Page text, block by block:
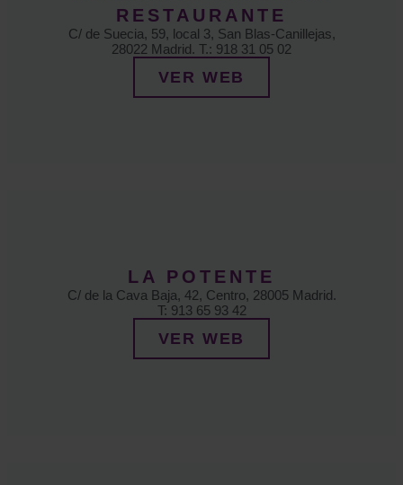
RESTAURANTE
C/ de Suecia, 59, local 3, San Blas-Canillejas,
28022 Madrid. T.: 918 31 05 02
VER WEB
LA POTENTE
C/ de la Cava Baja, 42, Centro, 28005 Madrid.
T: 913 65 93 42
VER WEB